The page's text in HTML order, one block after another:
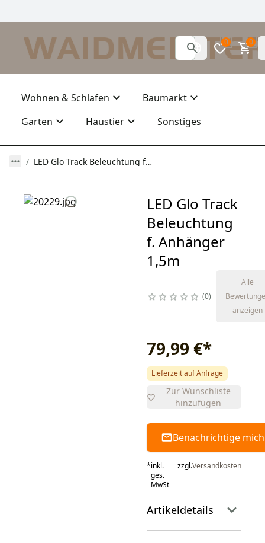
0 0
Wohnen & Schlafen
Baumarkt
Garten
Haustier Sonstiges
LED Glo Track Beleuchtung f. Anhänger 1,5m
LED Glo Track
Beleuchtung
f. Anhänger
1,5m
0
Alle
anzeigen
79,99 €*
Lieferzeit auf Anfrage
Zur Wunschliste
hinzufügen
Benachrichtige mich
*inkl.
ges.
MwSt
zzgl.Versandkosten
Artikeldetails